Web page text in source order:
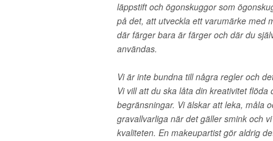
läppstift och ögonskuggor som
på det, att utveckla ett varumärke med
där färger bara är färger och där du
användas.
Vi är inte bundna till några regler och
Vi vill att du ska låta din kreativitet
begränsningar. Vi älskar att leka, måla
gravallvarliga när det gäller smink och
kvaliteten. En makeupartist gör aldrig